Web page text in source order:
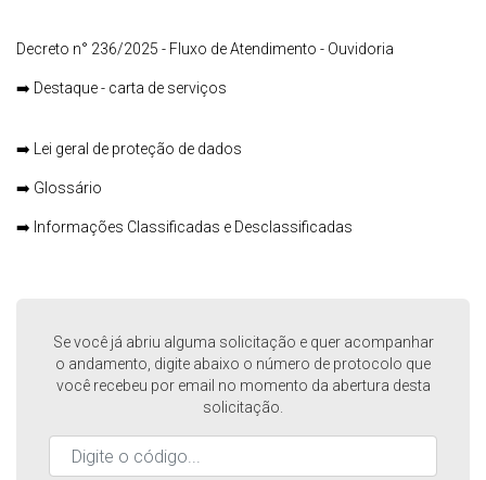
Decreto n° 236/2025 - Fluxo de Atendimento - Ouvidoria
➡️ Destaque - carta de serviços
➡️ Lei geral de proteção de dados
➡️ Glossário
➡️ Informações Classificadas e Desclassificadas
Se você já abriu alguma solicitação e quer acompanhar
o andamento, digite abaixo o número de protocolo que
você recebeu por email no momento da abertura desta
solicitação.